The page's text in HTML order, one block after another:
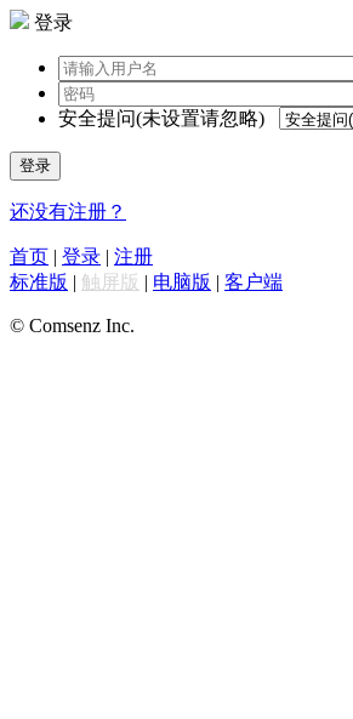
登录
安全提问(未设置请忽略)
登录
还没有注册？
首页 | 登录 | 注册
标准版 | 触屏版 | 电脑版 | 客户端
© Comsenz Inc.